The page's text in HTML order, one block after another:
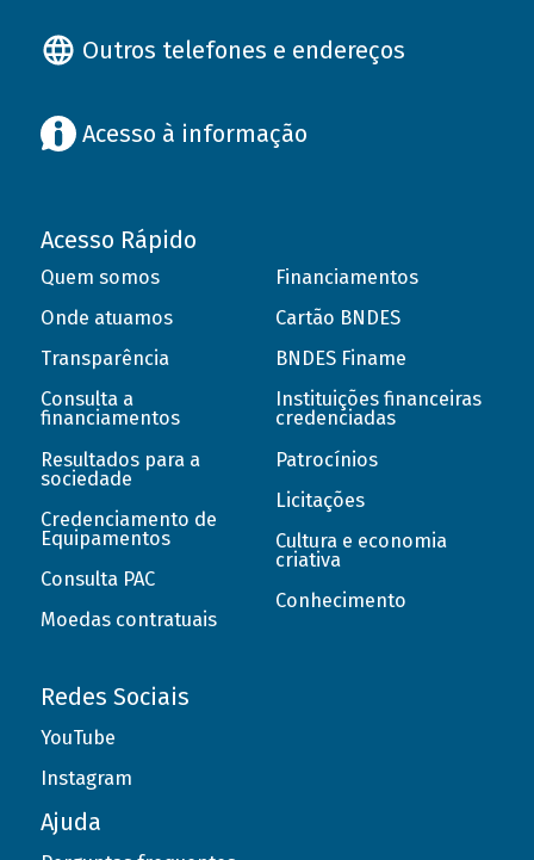
Outros telefones e endereços
Acesso à informação
Acesso Rápido
Quem somos
Onde atuamos
Transparência
Consulta a
financiamentos
Resultados para a
sociedade
Credenciamento de
Equipamentos
Consulta PAC
Moedas contratuais
Financiamentos
Cartão BNDES
BNDES Finame
Instituições financeiras
credenciadas
Patrocínios
Licitações
Cultura e economia
criativa
Conhecimento
Redes Sociais
YouTube
Instagram
Ajuda